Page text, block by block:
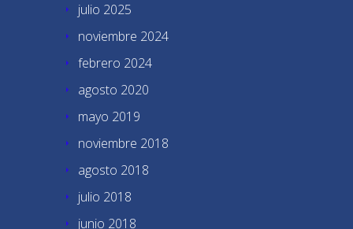
julio 2025
noviembre 2024
febrero 2024
agosto 2020
mayo 2019
noviembre 2018
agosto 2018
julio 2018
junio 2018